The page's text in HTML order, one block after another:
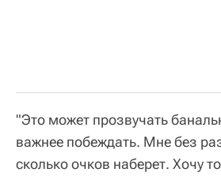
"Это может прозвучать
важнее побеждать. Мне без
сколько очков наберет. Хочу